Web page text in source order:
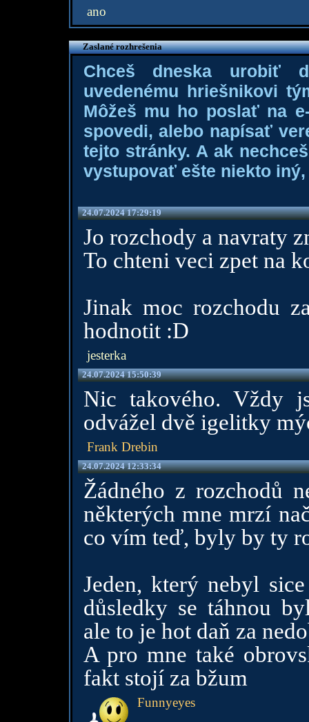
ano
Zaslané rozhrešenia
Chceš dneska urobiť
uvedenému hriešnikovi
Môžeš mu ho poslať na
spovedi, alebo napísať
tejto stránky. A ak
vystupovať ešte niekto
24.07.2024 17:29:19
Jo rozchody a navraty
To chteni veci zpet na
Jinak moc rozchodu
hodnotit :D
jesterka
24.07.2024 15:50:39
Nic takového. Vždy
odvážel dvě igelitky
Frank Drebin
24.07.2024 12:33:34
Žádného z rozchodů
některých mne mrzí
co vím teď, byly by ty
Jeden, který nebyl
důsledky se táhnou
ale to je hot daň za
A pro mne také
fakt stojí za bžum
Funnyeyes